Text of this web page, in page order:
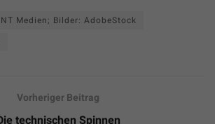
Medien; Bilder: AdobeStock
Vorheriger Beitrag
technischen Spinnen